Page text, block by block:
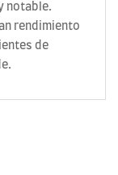
notable.
rendimiento
de